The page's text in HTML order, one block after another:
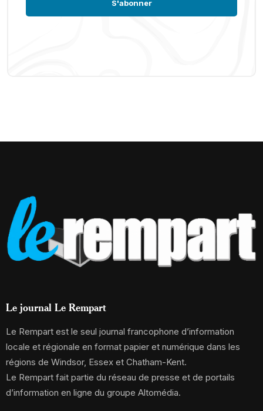
Le journal Le Rempart
Le Rempart est le seul journal francophone d’information
locale et régionale en format papier et numérique dans les
régions de Windsor, Essex et Chatham-Kent.
Le Rempart fait partie du réseau de presse et de portails
d’information en ligne du groupe Altomédia.